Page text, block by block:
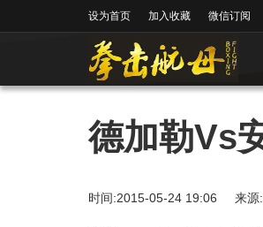
设为首页 加入收藏 微信订阅
德加勒Vs
时间:2015-05-24 19:06 来